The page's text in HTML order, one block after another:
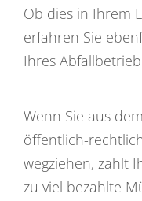
Ob dies in Ihrem
erfahren Sie
Ihres
Wenn Sie aus
öffentlich-
wegziehen, zahlt
zu viel bezahlte